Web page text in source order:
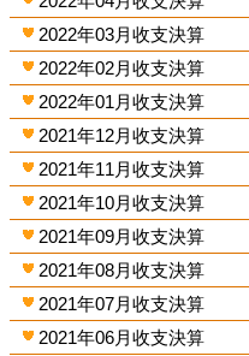
2022年03月收支決算
2022年02月收支決算
2022年01月收支決算
2021年12月收支決算
2021年11月收支決算
2021年10月收支決算
2021年09月收支決算
2021年08月收支決算
2021年07月收支決算
2021年06月收支決算